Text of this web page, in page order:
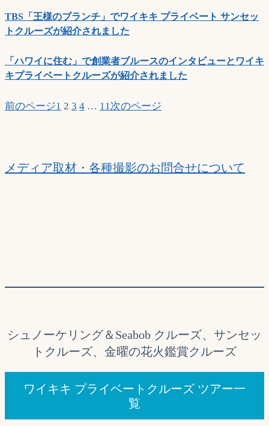
TBS「王様のブランチ」でワイキキ プライベート サンセッ
トクルーズが紹介されました
「ハワイに住む」で創業者ブルースのインタビューとワイキ
キプライベートクルーズが紹介されました
前のページ1 2 3 4 … 11次のページ
メディア取材・各種撮影のお問合せについて
シュノーケリング＆Seabob クルーズ、サンセッ
トクルーズ、金曜の花火鑑賞クルーズ
ワイキキ プライベートクルーズ ツアー一
覧